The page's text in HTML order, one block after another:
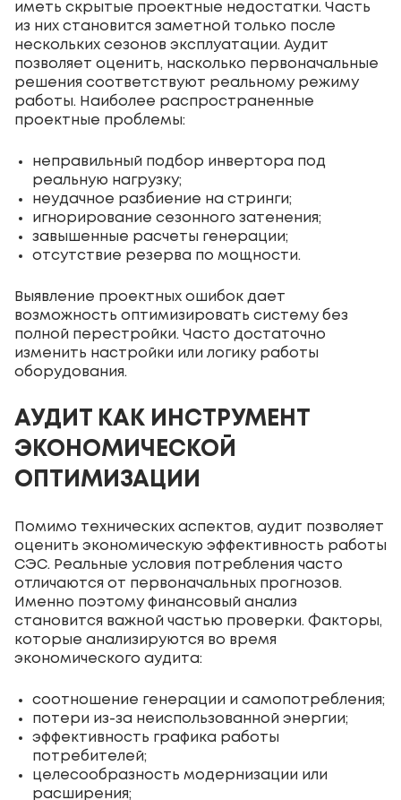
иметь скрытые проектные недостатки. Часть
из них становится заметной только после
нескольких сезонов эксплуатации. Аудит
позволяет оценить, насколько первоначальные
решения соответствуют реальному режиму
работы. Наиболее распространенные
проектные проблемы:
неправильный подбор инвертора под
реальную нагрузку;
неудачное разбиение на стринги;
игнорирование сезонного затенения;
завышенные расчеты генерации;
отсутствие резерва по мощности.
Выявление проектных ошибок дает
возможность оптимизировать систему без
полной перестройки. Часто достаточно
изменить настройки или логику работы
оборудования.
АУДИТ КАК ИНСТРУМЕНТ
ЭКОНОМИЧЕСКОЙ
ОПТИМИЗАЦИИ
Помимо технических аспектов, аудит позволяет
оценить экономическую эффективность работы
СЭС. Реальные условия потребления часто
отличаются от первоначальных прогнозов.
Именно поэтому финансовый анализ
становится важной частью проверки. Факторы,
которые анализируются во время
экономического аудита:
соотношение генерации и самопотребления;
потери из-за неиспользованной энергии;
эффективность графика работы
потребителей;
целесообразность модернизации или
расширения;